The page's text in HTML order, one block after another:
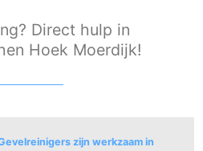
Direct hulp in
Hoek Moerdijk!
zijn werkzaam in